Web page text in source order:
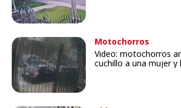
Motochorros
Video: motochorros
cuchillo a una mujer